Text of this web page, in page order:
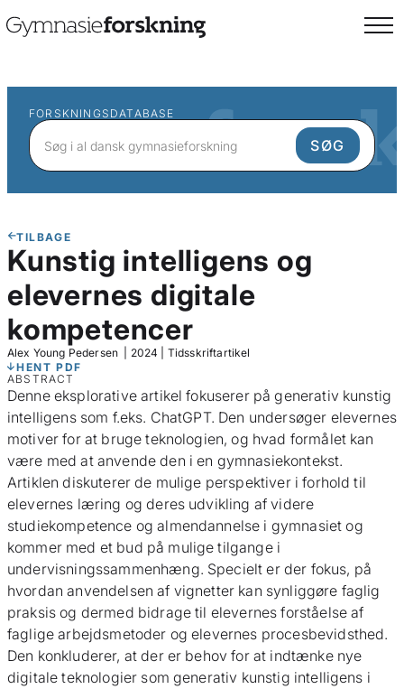
FORSKNINGSDATABASE
TILBAGE
Kunstig intelligens og
elevernes digitale
kompetencer
Alex Young Pedersen 2024
Tidsskriftartikel
HENT PDF
ABSTRACT
Denne eksplorative artikel fokuserer på generativ kunstig
intelligens som f.eks. ChatGPT. Den undersøger elevernes
motiver for at bruge teknologien, og hvad formålet kan
være med at anvende den i en gymnasiekontekst.
Artiklen diskuterer de mulige perspektiver i forhold til
elevernes læring og deres udvikling af videre
studiekompetence og almendannelse i gymnasiet og
kommer med et bud på mulige tilgange i
undervisningssammenhæng. Specielt er der fokus, på
hvordan anvendelsen af vignetter kan synliggøre faglig
praksis og dermed bidrage til elevernes forståelse af
faglige arbejdsmetoder og elevernes procesbevidsthed.
Den konkluderer, at der er behov for at indtænke nye
digitale teknologier som generativ kunstig intelligens i